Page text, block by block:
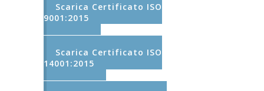
Scarica Certificato ISO
9001:2015
Scarica Certificato ISO
14001:2015